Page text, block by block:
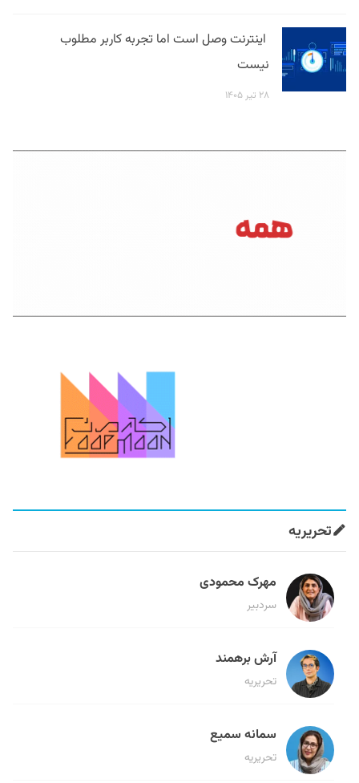
اینترنت وصل است اما تجربه کاربر مطلوب
نیست
۲۸ تیر ۱۴۰۵
تحریریه
مهرک محمودی
سردبیر
آرش برهمند
تحریریه
سمانه سمیع
تحریریه